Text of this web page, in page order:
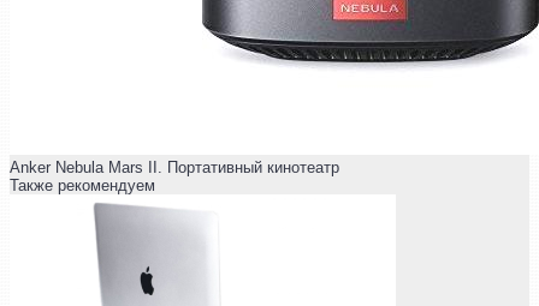
Anker Nebula Mars II. Портативный кинотеатр
Также рекомендуем